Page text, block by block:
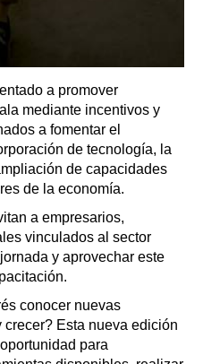
a promover
mediante incentivos y
a fomentar el
de tecnología, la
de capacidades
de la economía.
a empresarios,
vinculados al sector
y aprovechar este
conocer nuevas
Esta nueva edición
para